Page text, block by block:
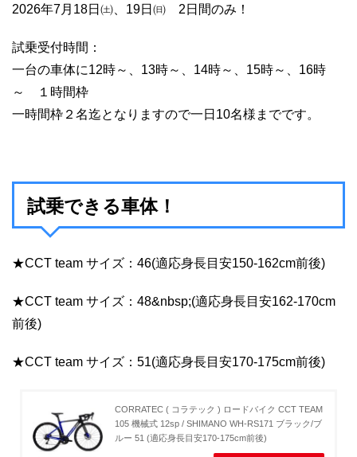
2026年7月18日㈯、19日㈰ 2日間のみ！
試乗受付時間：
一台の車体に12時～、13時～、14時～、15時～、16時
～ １時間枠
一時間枠２名迄となりますので一日10名様までです。
試乗できる車体！
★CCT team サイズ：46(適応身長目安150-162cm前後)
★CCT team サイズ：48&nbsp;(適応身長目安162-170cm
前後)
★CCT team サイズ：51(適応身長目安170-175cm前後)
CORRATEC ( コラテック ) ロードバイク CCT TEAM
105 機械式 12sp / SHIMANO WH-RS171 ブラック/ブ
ルー 51 (適応身長目安170-175cm前後)